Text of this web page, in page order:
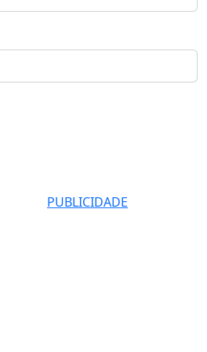
PUBLICIDADE